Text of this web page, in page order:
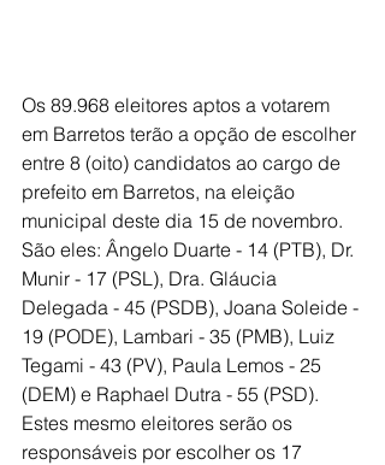
Os 89.968 eleitores aptos a votarem
em Barretos terão a opção de escolher
entre 8 (oito) candidatos ao cargo de
prefeito em Barretos, na eleição
municipal deste dia 15 de novembro.
São eles: Ângelo Duarte - 14 (PTB), Dr.
Munir - 17 (PSL), Dra. Gláucia
Delegada - 45 (PSDB), Joana Soleide -
19 (PODE), Lambari - 35 (PMB), Luiz
Tegami - 43 (PV), Paula Lemos - 25
(DEM) e Raphael Dutra - 55 (PSD).
Estes mesmo eleitores serão os
responsáveis por escolher os 17